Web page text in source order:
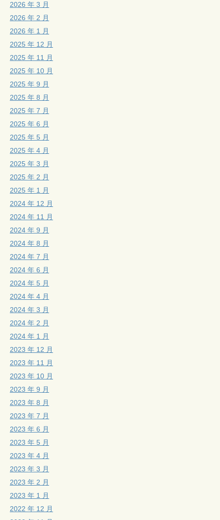
2026 年 3 月
2026 年 2 月
2026 年 1 月
2025 年 12 月
2025 年 11 月
2025 年 10 月
2025 年 9 月
2025 年 8 月
2025 年 7 月
2025 年 6 月
2025 年 5 月
2025 年 4 月
2025 年 3 月
2025 年 2 月
2025 年 1 月
2024 年 12 月
2024 年 11 月
2024 年 9 月
2024 年 8 月
2024 年 7 月
2024 年 6 月
2024 年 5 月
2024 年 4 月
2024 年 3 月
2024 年 2 月
2024 年 1 月
2023 年 12 月
2023 年 11 月
2023 年 10 月
2023 年 9 月
2023 年 8 月
2023 年 7 月
2023 年 6 月
2023 年 5 月
2023 年 4 月
2023 年 3 月
2023 年 2 月
2023 年 1 月
2022 年 12 月